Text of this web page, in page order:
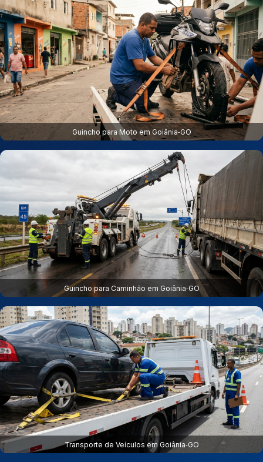
Guincho para Moto em Goiânia‑GO
Guincho para Caminhão em Goiânia‑GO
Transporte de Veículos em Goiânia‑GO